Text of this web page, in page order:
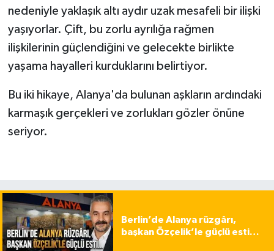
nedeniyle yaklaşık altı aydır uzak mesafeli bir ilişki
yaşıyorlar. Çift, bu zorlu ayrılığa rağmen
ilişkilerinin güçlendiğini ve gelecekte birlikte
yaşama hayalleri kurduklarını belirtiyor.
Bu iki hikaye, Alanya'da bulunan aşkların ardındaki
karmaşık gerçekleri ve zorlukları gözler önüne
seriyor.
Berlin’de Alanya rüzgârı,
başkan Özçelik’le güçlü esti…